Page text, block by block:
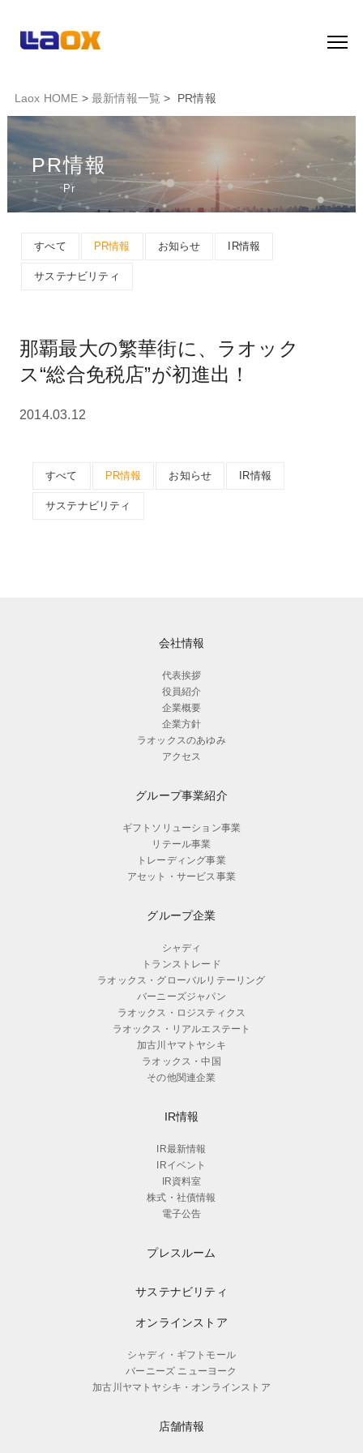
Laox HOME > 最新情報一覧 > PR情報
PR情報
Pr
すべて PR情報 お知らせ IR情報
サステナビリティ
那覇最大の繁華街に、ラオック
ス“総合免税店”が初進出！
2014.03.12
すべて PR情報 お知らせ IR情報
サステナビリティ
会社情報
代表挨拶
役員紹介
企業概要
企業方針
ラオックスのあゆみ
アクセス
グループ事業紹介
ギフトソリューション事業
リテール事業
トレーディング事業
アセット・サービス事業
グループ企業
シャディ
トランストレード
ラオックス・グローバルリテーリング
バーニーズジャパン
ラオックス・ロジスティクス
ラオックス・リアルエステート
加古川ヤマトヤシキ
ラオックス・中国
その他関連企業
IR情報
IR最新情報
IRイベント
IR資料室
株式・社債情報
電子公告
プレスルーム
サステナビリティ
オンラインストア
シャディ・ギフトモール
バーニーズ ニューヨーク
加古川ヤマトヤシキ・オンラインストア
店舗情報